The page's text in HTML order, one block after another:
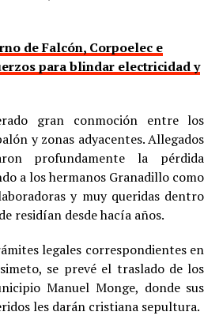
de Falcón, Corpoelec e
para blindar electricidad y
gran conmoción entre los
y zonas adyacentes. Allegados
profundamente la pérdida
a los hermanos Granadillo como
y muy queridas dentro
residían desde hacía años.
legales correspondientes en
se prevé el traslado de los
Manuel Monge, donde sus
les darán cristiana sepultura.